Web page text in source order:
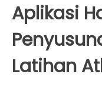
Aplikasi
Latihan